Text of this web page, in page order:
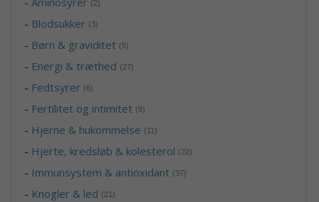
(2)
- Blodsukker (3)
- Børn & graviditet (5)
- Energi & træthed (27)
- Fedtsyrer (6)
- Fertilitet og intimitet (8)
- Hjerne & hukommelse (11)
- Hjerte, kredsløb & kolesterol (22)
- Immunsystem & antioxidant (37)
- Knogler & led (21)